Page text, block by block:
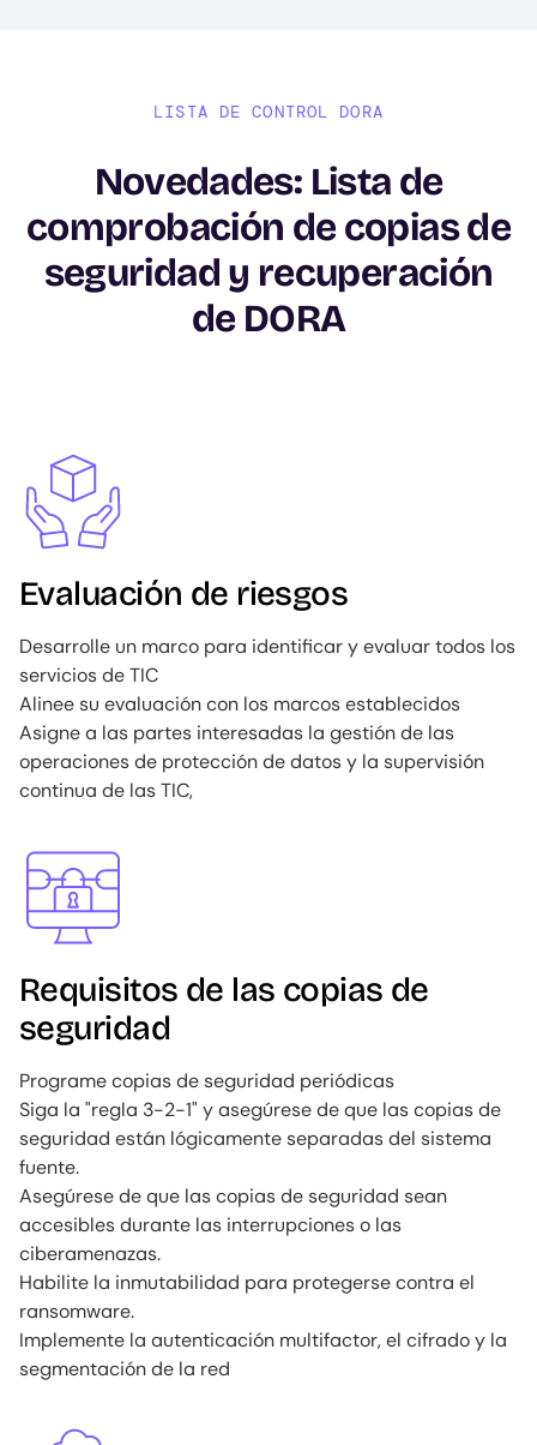
LISTA DE CONTROL DORA
Novedades: Lista de
comprobación de copias de
seguridad y recuperación
de DORA
Image
Evaluación de riesgos
Desarrolle un marco para identificar y evaluar todos los
servicios de TIC
Alinee su evaluación con los marcos establecidos
Asigne a las partes interesadas la gestión de las
operaciones de protección de datos y la supervisión
continua de las TIC,
Image
Requisitos de las copias de
seguridad
Programe copias de seguridad periódicas
Siga la "regla 3-2-1" y asegúrese de que las copias de
seguridad están lógicamente separadas del sistema
fuente.
Asegúrese de que las copias de seguridad sean
accesibles durante las interrupciones o las
ciberamenazas.
Habilite la inmutabilidad para protegerse contra el
ransomware.
Implemente la autenticación multifactor, el cifrado y la
segmentación de la red
Image